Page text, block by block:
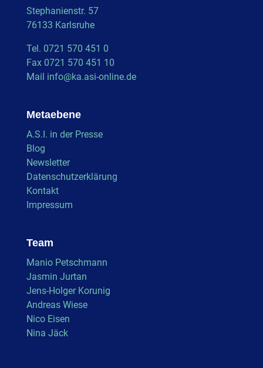
Stephanienstr. 57
76133 Karlsruhe
Tel. 0721 570 451 0
Fax 0721 570 451 10
Mail info@ka.asi-online.de
Metaebene
A.S.I. in der Presse
Blog
Newsletter
Datenschutzerklärung
Kontakt
Impressum
Team
Manio Petschmann
Jasmin Jurtan
Jens-Holger Korunig
Andreas Wiese
Nico Eisen
Nina Jäck